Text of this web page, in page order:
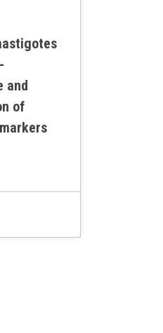
and
of